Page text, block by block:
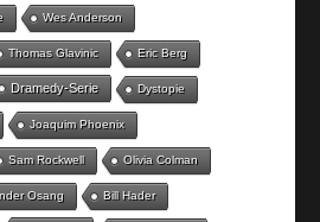
Wes Anderson
Thomas Glavinic Eric Berg
Dramedy-Serie Dystopie
Joaquim Phoenix
Sam Rockwell Olivia Colman
Osang Bill Hader